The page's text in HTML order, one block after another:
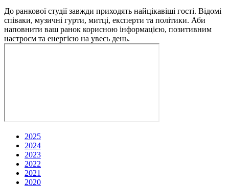
До ранкової студії завжди приходять найцікавіші гості. Відомі
співаки, музичні гурти, митці, експерти та політики. Аби
наповнити ваш ранок корисною інформацією, позитивним
настроєм та енергією на увесь день.
2025
2024
2023
2022
2021
2020